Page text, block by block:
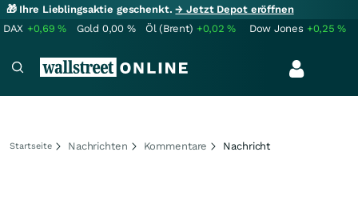
🎁 Ihre Lieblingsaktie geschenkt.→ Jetzt Depot eröffnen
DAX +0,69% Gold 0,00 % Öl (Brent) +0,02% Dow Jones +0,25%
Startseite Nachrichten Kommentare Nachricht